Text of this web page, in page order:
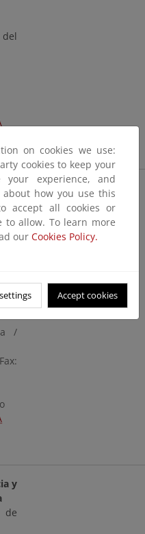
y
y
/
y
on cookies we use:
cookies to keep your
your experience, and
how you use this
accept all cookies or
to allow. To learn more
our Cookies Policy.
Accept cookies